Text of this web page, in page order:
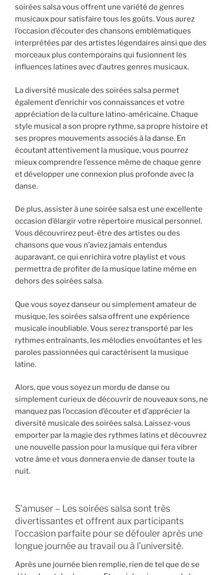
soirées salsa vous offrent une variété de genres
musicaux pour satisfaire tous les goûts. Vous aurez
l’occasion d’écouter des chansons emblématiques
interprétées par des artistes légendaires ainsi que des
morceaux plus contemporains qui fusionnent les
influences latines avec d’autres genres musicaux.
La diversité musicale des soirées salsa permet
également d’enrichir vos connaissances et votre
appréciation de la culture latino-américaine. Chaque
style musical a son propre rythme, sa propre histoire et
ses propres mouvements associés à la danse. En
écoutant attentivement la musique, vous pourrez
mieux comprendre l’essence même de chaque genre
et développer une connexion plus profonde avec la
danse.
De plus, assister à une soirée salsa est une excellente
occasion d’élargir votre répertoire musical personnel.
Vous découvrirez peut-être des artistes ou des
chansons que vous n’aviez jamais entendus
auparavant, ce qui enrichira votre playlist et vous
permettra de profiter de la musique latine même en
dehors des soirées salsa.
Que vous soyez danseur ou simplement amateur de
musique, les soirées salsa offrent une expérience
musicale inoubliable. Vous serez transporté par les
rythmes entraînants, les mélodies envoûtantes et les
paroles passionnées qui caractérisent la musique
latine.
Alors, que vous soyez un mordu de danse ou
simplement curieux de découvrir de nouveaux sons, ne
manquez pas l’occasion d’écouter et d’apprécier la
diversité musicale des soirées salsa. Laissez-vous
emporter par la magie des rythmes latins et découvrez
une nouvelle passion pour la musique qui fera vibrer
votre âme et vous donnera envie de danser toute la
nuit.
S’amuser – Les soirées salsa sont très
divertissantes et offrent aux participants
l’occasion parfaite pour se défouler après une
longue journée au travail ou à l’université.
Après une journée bien remplie, rien de tel que de se